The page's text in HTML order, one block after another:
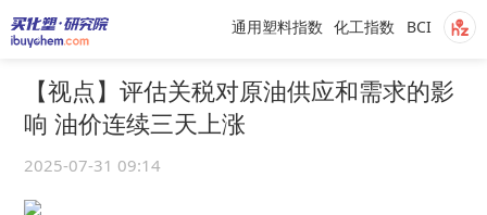
BCI
化工指数
通用塑料指数
【视点】评估关税对原油供应和需求的影
响 油价连续三天上涨
2025-07-31 09:14